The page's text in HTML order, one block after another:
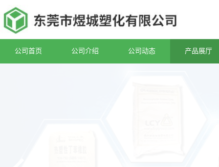
公司首页 公司介绍 公司动态 产品展厅